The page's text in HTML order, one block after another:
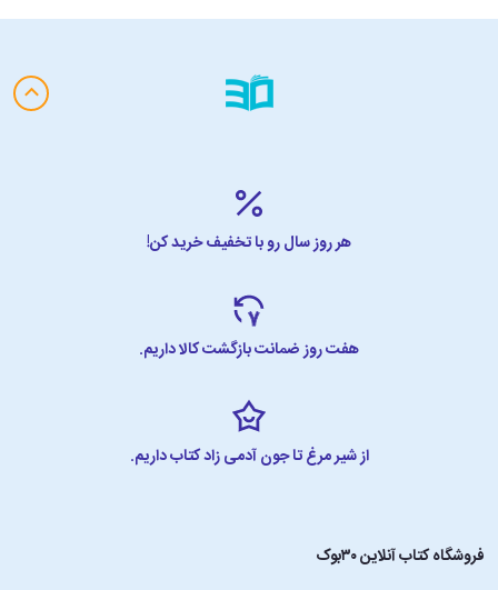
هر روز سال رو با تخفیف خرید کن!
هفت روز ضمانت بازگشت کالا داریم.
از شیر مرغ تا جون آدمی زاد کتاب داریم.
فروشگاه کتاب آنلاین ۳۰بوک